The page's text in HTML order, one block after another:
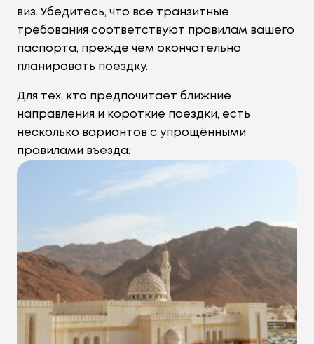
виз. Убедитесь, что все транзитные
требования соответствуют правилам вашего
паспорта, прежде чем окончательно
планировать поездку.
Для тех, кто предпочитает ближние
направления и короткие поездки, есть
несколько вариантов с упрощёнными
правилами въезда: